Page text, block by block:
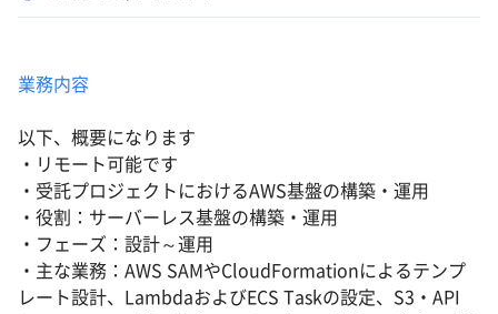
業務内容
以下、概要になります
・リモート可能です
・受託プロジェクトにおけるAWS基盤の構築・運用
・役割：サーバーレス基盤の構築・運用
・フェーズ：設計～運用
・主な業務：AWS SAMやCloudFormationによるテンプ
レート設計、LambdaおよびECS Taskの設定、S3・API